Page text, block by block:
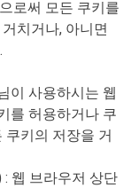
로써 모든 쿠키를
치거나, 아니면
이 사용하시는 웹
를 허용하거나 쿠
키의 저장을 거
웹 브라우저 상단